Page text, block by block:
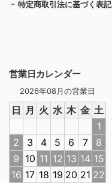
営業日カレンダー
2026年08月の営業日
日 月 火 水 木 金 土
1
2
3 4 5 6 7
8
9 10 11 12 13 14 15
16 17 18 19 20 21 22
特定商取引法に基づく表記